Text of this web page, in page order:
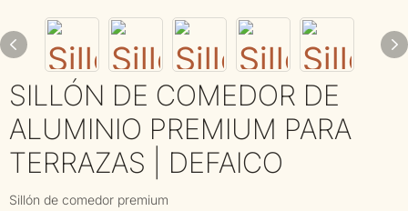
SILLÓN DE COMEDOR DE
ALUMINIO PREMIUM PARA
TERRAZAS | DEFAICO
Sillón de comedor premium